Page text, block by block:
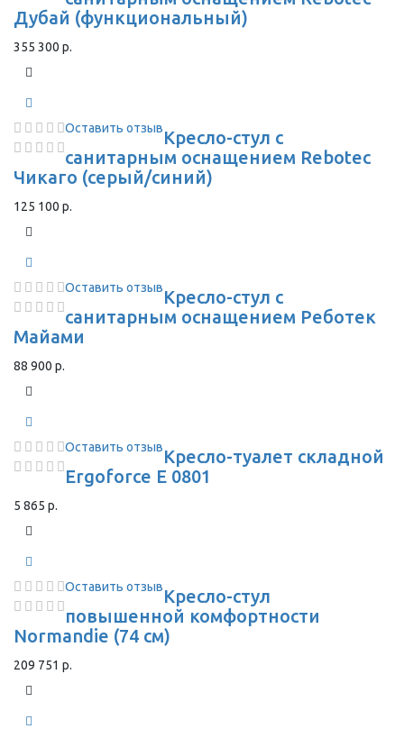
Дубай (функциональный)
355 300 р.
Оставить отзывКресло-стул с
санитарным оснащением Rebotec
Чикаго (серый/синий)
125 100 р.
Оставить отзывКресло-стул с
санитарным оснащением Реботек
Майами
88 900 р.
Оставить отзывКресло-туалет складной
Ergoforce E 0801
5 865 р.
Оставить отзывКресло-стул
повышенной комфортности
Normandie (74 см)
209 751 р.